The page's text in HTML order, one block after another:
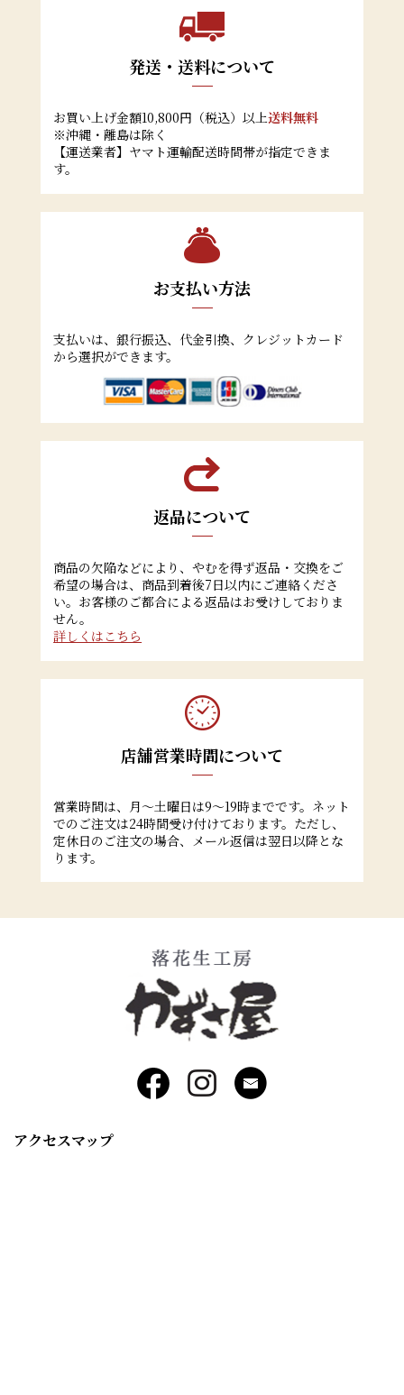
発送・送料について
お買い上げ金額10,800円（税込）以上送料無料
※沖縄・離島は除く
【運送業者】ヤマト運輸配送時間帯が指定できま
す。
お支払い方法
支払いは、銀行振込、代金引換、クレジットカード
から選択ができます。
返品について
商品の欠陥などにより、やむを得ず返品・交換をご
希望の場合は、商品到着後7日以内にご連絡くださ
い。お客様のご都合による返品はお受けしておりま
せん。
詳しくはこちら
店舗営業時間について
営業時間は、月～土曜日は9～19時までです。ネット
でのご注文は24時間受け付けております。ただし、
定休日のご注文の場合、メール返信は翌日以降とな
ります。
アクセスマップ